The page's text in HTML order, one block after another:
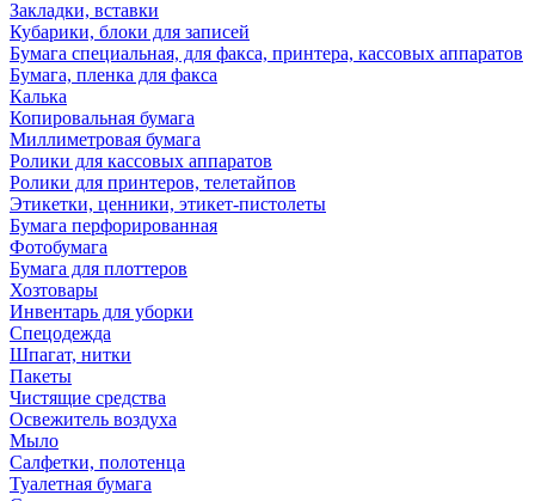
Закладки, вставки
Кубарики, блоки для записей
Бумага специальная, для факса, принтера, кассовых аппаратов
Бумага, пленка для факса
Калька
Копировальная бумага
Миллиметровая бумага
Ролики для кассовых аппаратов
Ролики для принтеров, телетайпов
Этикетки, ценники, этикет-пистолеты
Бумага перфорированная
Фотобумага
Бумага для плоттеров
Хозтовары
Инвентарь для уборки
Спецодежда
Шпагат, нитки
Пакеты
Чистящие средства
Освежитель воздуха
Мыло
Салфетки, полотенца
Туалетная бумага